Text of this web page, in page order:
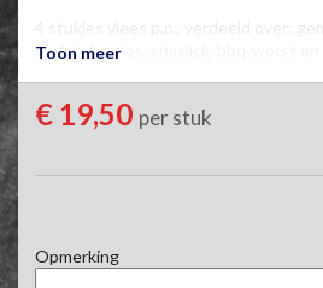
4 stukjes vlees p.p., verdeeld over:
biefstuk-spies, shaslick, bbq-worst en
kruidenboter, 3 soorten saus, borden
Toon meer
€ 19,50 per stuk
Opmerking